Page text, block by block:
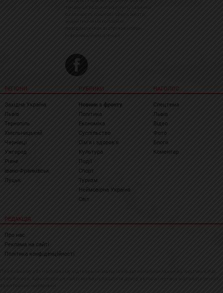
РЕГІОНИ
Західна Україна
Львів
Тернопіль
Хмельницький
Чернівці
Ужгород
Рівне
Івано-Франківськ
Луцьк
РУБРИКИ
Новини з фронту
Політика
Економіка
Суспільство
Сім'я і здоров'я
Культура
Події
Спорт
Туризм
Неймовірна Україна
Світ
НАГОЛОС
Спецтема
Львів
Відео
Фото
Блоги
Коментар
РЕДАКЦІЯ
Про нас
Реклама на сайті
Політика конфіденційності